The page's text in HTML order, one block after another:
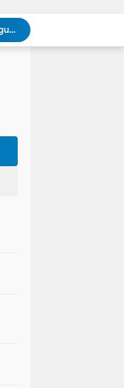
Babinsa Sertu Suriyadi Mengecek dan Mendata Anak Warga Yang Stunting di Wilayah Binaannya
Dua Personel Babinsa Kandis Melakukan Patroli Pengamanan dan Komsos Tentang SKK Migas